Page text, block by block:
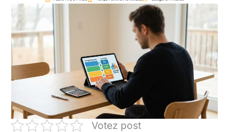
Votez post